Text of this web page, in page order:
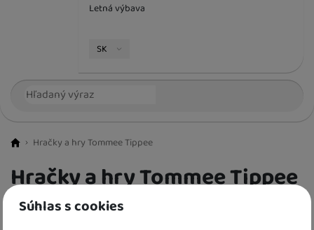
Súhlas s cookies
Letná výbava
Jazyková verzia
SK
Vyhľadávanie
Hračky a hry Tommee Tippee
Hračky a hry Tommee Tippee